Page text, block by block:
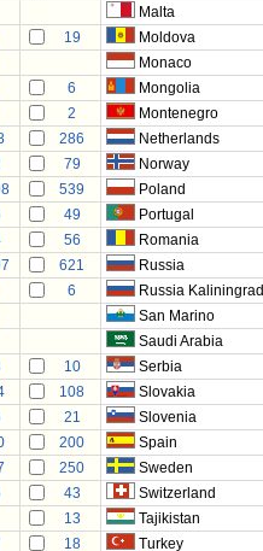
Malta
19 Moldova
Monaco
6 Mongolia
2 Montenegro
286 Netherlands
79 Norway
539 Poland
49 Portugal
56 Romania
621 Russia
6 Russia Kaliningrad
San Marino
Saudi Arabia
10 Serbia
108 Slovakia
21 Slovenia
200 Spain
250 Sweden
43 Switzerland
13
Tajikistan
18 Turkey